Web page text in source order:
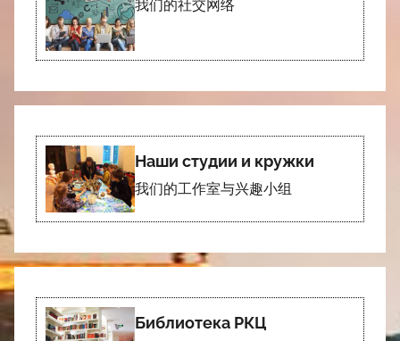
我们的社交网络
Наши студии и кружки
我们的工作室与兴趣小组
Библиотека РКЦ